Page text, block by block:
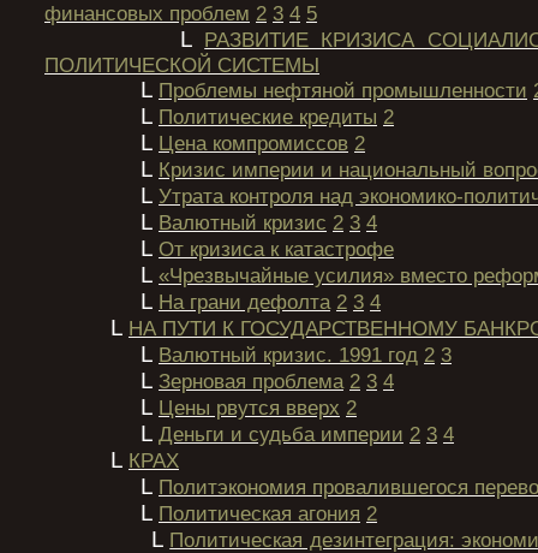
финансовых проблем 2 3 4 5
L РАЗВИТИЕ КРИЗИСА
ПОЛИТИЧЕСКОЙ СИСТЕМЫ
L Проблемы нефтяной промышленности
L Политические кредиты 2
L Цена компромиссов 2
L Кризис империи и национальный
L Утрата контроля над экономико-
L Валютный кризис 2 3 4
L От кризиса к катастрофе
L «Чрезвычайные усилия» вместо
L На грани дефолта 2 3 4
L НА ПУТИ К ГОСУДАРСТВЕННОМУ
L Валютный кризис. 1991 год 2 3
L Зерновая проблема 2 3 4
L Цены рвутся вверх 2
L Деньги и судьба империи 2 3 4
L КРАХ
L Политэкономия провалившегося
L Политическая агония 2
L Политическая дезинтеграция: